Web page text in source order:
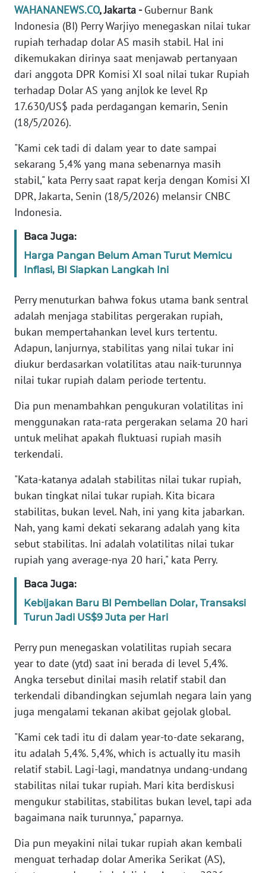
WAHANANEWS.CO, Jakarta -Gubernur Bank
Indonesia (BI) Perry Warjiyo menegaskan nilai tukar
rupiah terhadap dolar AS masih stabil. Hal ini
dikemukakan dirinya saat menjawab pertanyaan
dari anggota DPR Komisi XI soal nilai tukar Rupiah
terhadap Dolar AS yang anjlok ke level Rp
17.630/US$ pada perdagangan kemarin, Senin
(18/5/2026).
"Kami cek tadi di dalam year to date sampai
sekarang 5,4% yang mana sebenarnya masih
stabil," kata Perry saat rapat kerja dengan Komisi XI
DPR, Jakarta, Senin (18/5/2026) melansir CNBC
Indonesia.
Baca Juga:
Harga Pangan Belum Aman Turut Memicu
Inflasi, BI Siapkan Langkah Ini
Perry menuturkan bahwa fokus utama bank sentral
adalah menjaga stabilitas pergerakan rupiah,
bukan mempertahankan level kurs tertentu.
Adapun, lanjurnya, stabilitas yang nilai tukar ini
diukur berdasarkan volatilitas atau naik-turunnya
nilai tukar rupiah dalam periode tertentu.
Dia pun menambahkan pengukuran volatilitas ini
menggunakan rata-rata pergerakan selama 20 hari
untuk melihat apakah fluktuasi rupiah masih
terkendali.
"Kata-katanya adalah stabilitas nilai tukar rupiah,
bukan tingkat nilai tukar rupiah. Kita bicara
stabilitas, bukan level. Nah, ini yang kita jabarkan.
Nah, yang kami dekati sekarang adalah yang kita
sebut stabilitas. Ini adalah volatilitas nilai tukar
rupiah yang average-nya 20 hari," kata Perry.
Baca Juga:
Kebijakan Baru BI Pembelian Dolar, Transaksi
Turun Jadi US$9 Juta per Hari
Perry pun menegaskan volatilitas rupiah secara
year to date (ytd) saat ini berada di level 5,4%.
Angka tersebut dinilai masih relatif stabil dan
terkendali dibandingkan sejumlah negara lain yang
juga mengalami tekanan akibat gejolak global.
"Kami cek tadi itu di dalam year-to-date sekarang,
itu adalah 5,4%. 5,4%, which is actually itu masih
relatif stabil. Lagi-lagi, mandatnya undang-undang
stabilitas nilai tukar rupiah. Mari kita berdiskusi
mengukur stabilitas, stabilitas bukan level, tapi ada
bagaimana naik turunnya," paparnya.
Dia pun meyakini nilai tukar rupiah akan kembali
menguat terhadap dolar Amerika Serikat (AS),
OPINI
EDITORIAL
Informasi
INDEKS
BERITA
KONTAK
KAMI
INFO
IKLAN
TENTANG
SIBER
REDAKSI
KARIR
DISCLAIMER
News
Regional
WN
SUMUT
WN
JAKARTA
JABAR
WN
WN
KEPRI
WN
PAPUA
WN
PAPUA
BARAT
WN
RIAU